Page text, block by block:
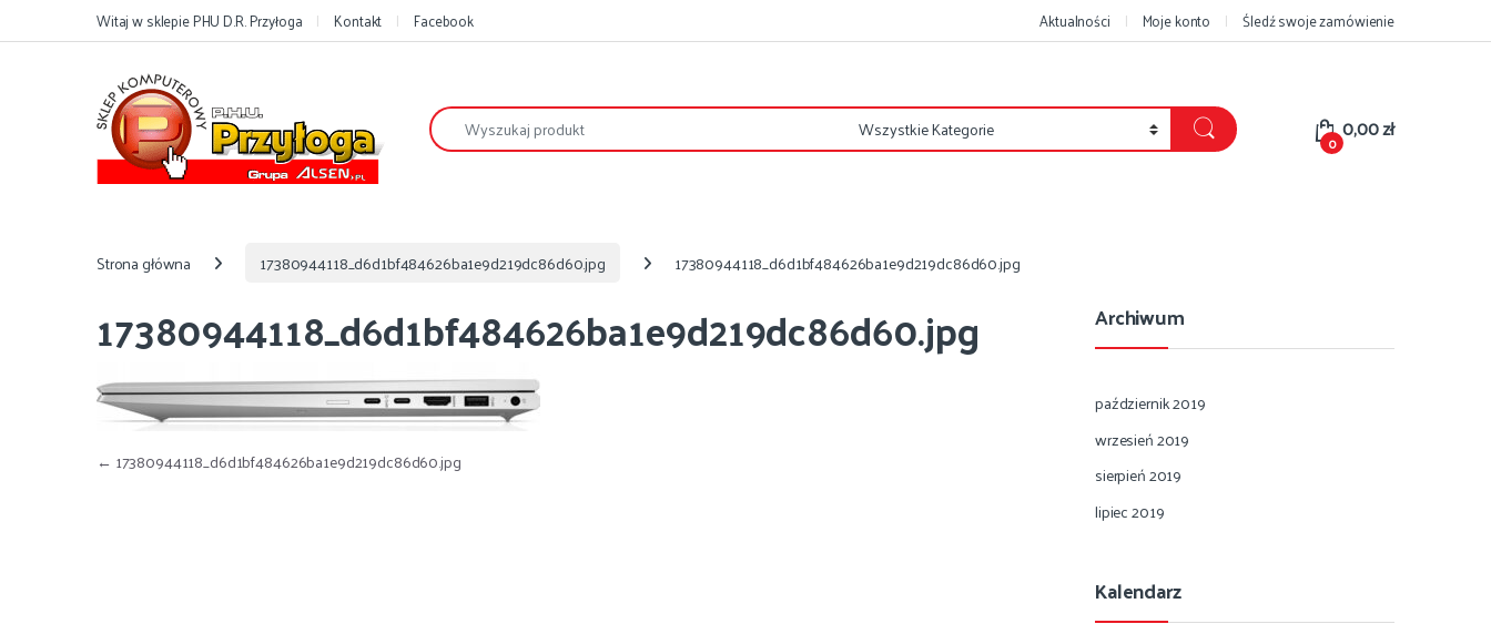
Przejdź do nawigacji
Przejdź do treściWitaj w sklepie PHU D.R. Przyłoga Kontakt Facebook Aktualności Moje konto Śledź swoje zamówienie
Szukaj:
0 0,00zł
Strona główna 17380944118_d6d1bf484626ba1e9d219dc86d60.jpg 17380944118_d6d1bf484626ba1e9d219dc86d60.jpg
17380944118_d6d1bf484626ba1e9d219dc86d60.jpg
Nawigacja wpisu
← 17380944118_d6d1bf484626ba1e9d219dc86d60.jpg
Archiwum
październik 2019
wrzesień 2019
sierpień 2019
lipiec 2019
Kalendarz